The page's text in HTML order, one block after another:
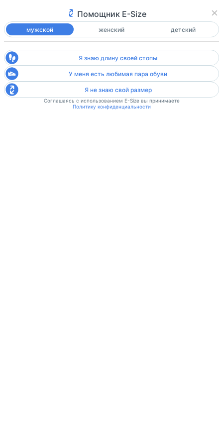
Помощник E-Size
мужской женский детский
Я знаю длину своей стопы
У меня есть любимая пара обуви
Я не знаю свой размер
Соглашаясь с использованием E-Size вы принимаете
Политику конфиденциальности